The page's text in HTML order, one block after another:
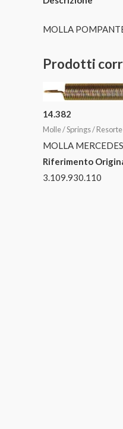
MOLLA
Prodotti
14.382
Molle / Springs /
MOLLA
Riferimento
3.109.930.110